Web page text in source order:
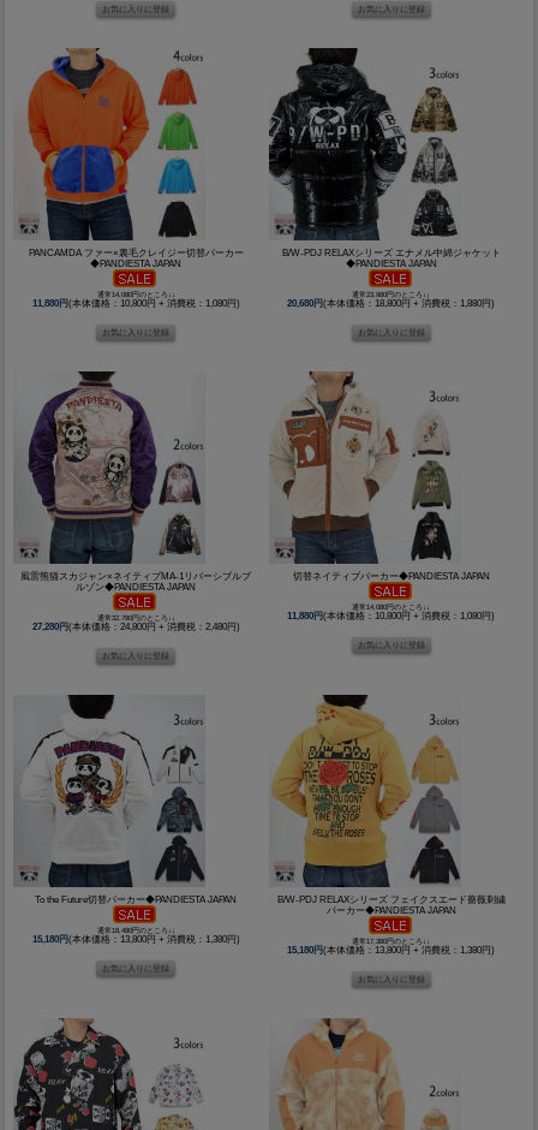
PANCAMDA ファー×裏毛クレイジー切替パーカー
◆PANDIESTA JAPAN
通常14,080円のところ↓↓
11,880円(本体価格：10,800円 + 消費税：1,080円)
B/W-PDJ RELAXシリーズ エナメル中綿ジャケット
◆PANDIESTA JAPAN
通常23,980円のところ↓↓
20,680円(本体価格：18,800円 + 消費税：1,880円)
風雷熊猫スカジャン×ネイティブMA-1リバーシブルブ
ルゾン◆PANDIESTA JAPAN
通常32,780円のところ↓↓
27,280円(本体価格：24,800円 + 消費税：2,480円)
切替ネイティブパーカー◆PANDIESTA JAPAN
通常14,080円のところ↓↓
11,880円(本体価格：10,800円 + 消費税：1,080円)
To the Future切替パーカー◆PANDIESTA JAPAN
通常18,480円のところ↓↓
15,180円(本体価格：13,800円 + 消費税：1,380円)
B/W-PDJ RELAXシリーズ フェイクスエード薔薇刺繍
パーカー◆PANDIESTA JAPAN
通常17,380円のところ↓↓
15,180円(本体価格：13,800円 + 消費税：1,380円)